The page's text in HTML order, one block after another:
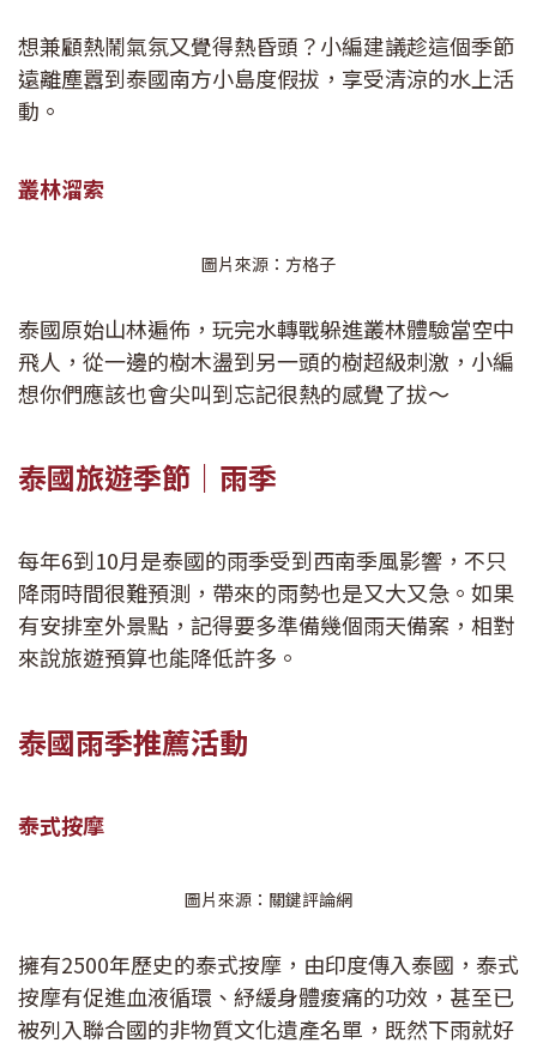
想兼顧熱鬧氣氛又覺得熱昏頭？小編建議趁這個季節
遠離塵囂到泰國南方小島度假拔，享受清涼的水上活
動。
叢林溜索
圖片來源：方格子
泰國原始山林遍佈，玩完水轉戰躲進叢林體驗當空中
飛人，從一邊的樹木盪到另一頭的樹超級刺激，小編
想你們應該也會尖叫到忘記很熱的感覺了拔～
泰國旅遊季節｜雨季
每年6到10月是泰國的雨季受到西南季風影響，不只
降雨時間很難預測，帶來的雨勢也是又大又急。如果
有安排室外景點，記得要多準備幾個雨天備案，相對
來說旅遊預算也能降低許多。
泰國雨季推薦活動
泰式按摩
圖片來源：關鍵評論網
擁有2500年歷史的泰式按摩，由印度傳入泰國，泰式
按摩有促進血液循環、紓緩身體痠痛的功效，甚至已
被列入聯合國的非物質文化遺產名單，既然下雨就好